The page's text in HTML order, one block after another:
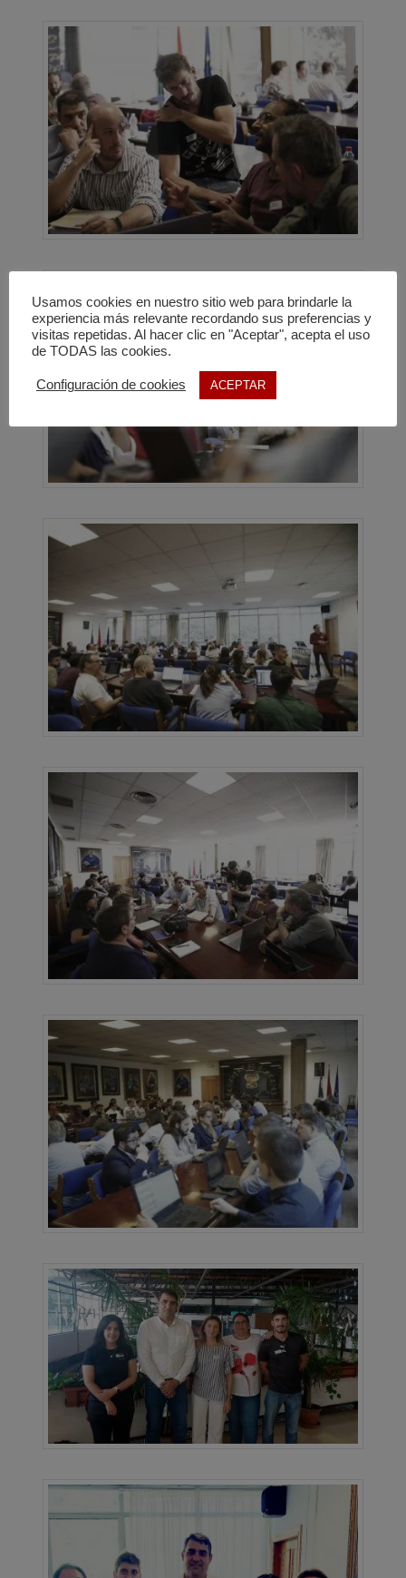
Usamos cookies en nuestro sitio web para brindarle la
experiencia más relevante recordando sus preferencias y
visitas repetidas. Al hacer clic en "Aceptar", acepta el uso
de TODAS las cookies.
Configuración de cookies ACEPTAR